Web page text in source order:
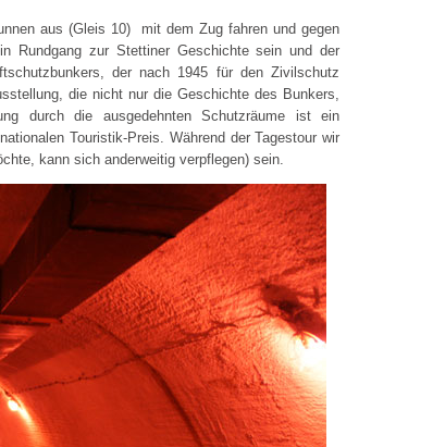
aus (Gleis 10) mit dem Zug fahren und gegen
Rundgang zur Stettiner Geschichte sein und der
der nach 1945 für den Zivilschutz
die nicht nur die Geschichte des Bunkers,
durch die ausgedehnten Schutzräume ist ein
Touristik-Preis. Während der Tagestour wir
kann sich anderweitig verpflegen) sein.